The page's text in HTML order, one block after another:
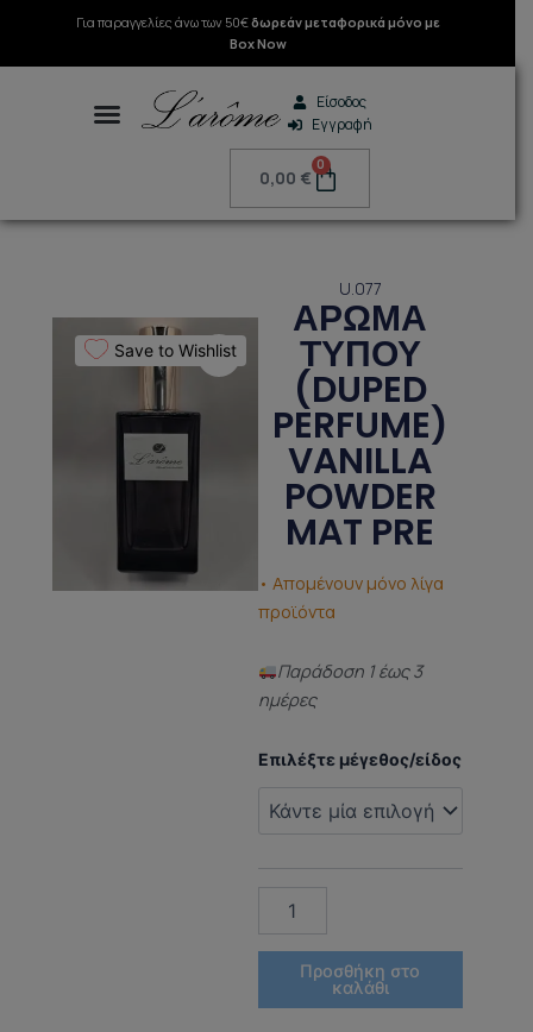
Μετάβαση
περιεχόμενο
Για παραγγελίες άνω των 50€δωρεάν μεταφορικά μόνο με
Box Now
Είσοδος
Εγγραφή
0,00 €
0
Cart
U.077
ΑΡΩΜΑ
ΤΥΠΟΥ
(DUPED
PERFUME)
VANILLA
POWDER
MAT PRE
• Απομένουν μόνο λίγα
προϊόντα
Παράδoση 1 έως 3
ημέρες
Επιλέξτε μέγεθος/είδος
ΑΡΩΜΑ
(DUPED
PERFUME)
Προσθήκη στο
καλάθι
Save to Wishlist